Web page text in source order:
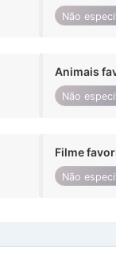
Não
Animais
Não
Filme
Não